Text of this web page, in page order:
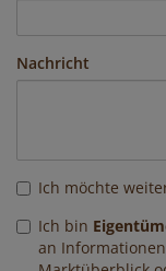
Nachricht
Ich möchte
Ich bin
an